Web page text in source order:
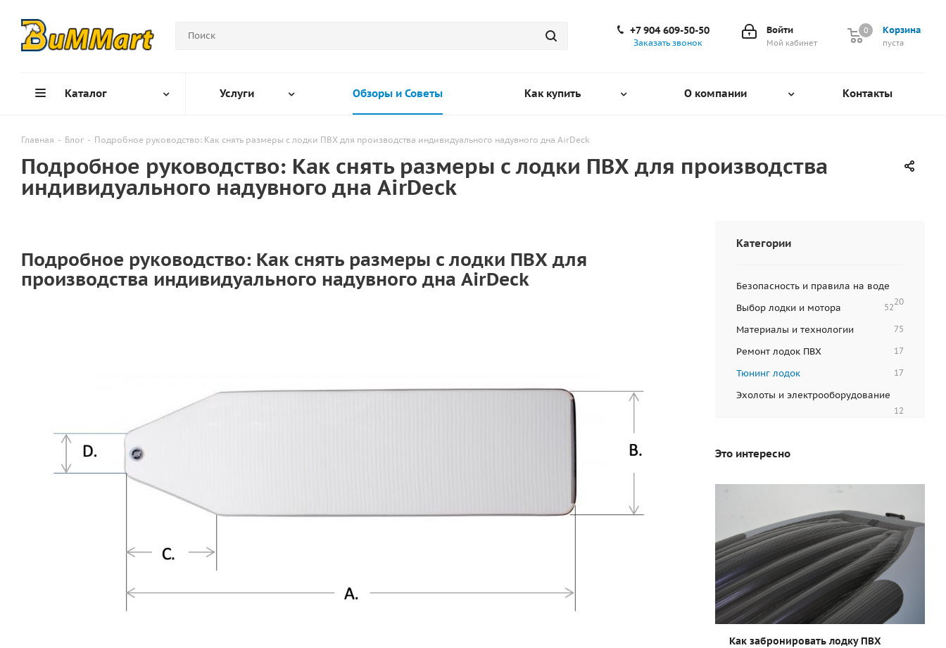
Корзина
0
пуста
0
Войти
Мой кабинет
+7 904 609-50-50
Заказать звонок
Каталог Услуги Обзоры и Советы Как купить О компании Контакты
Главная - Блог - Подробное руководство: Как снять размеры с лодки ПВХ для производства индивидуального надувного дна AirDeck
Подробное руководство: Как снять размеры с лодки ПВХ для производства
индивидуального надувного дна AirDeck
Подробное руководство: Как снять размеры с лодки ПВХ для
производства индивидуального надувного дна AirDeck
Категории
Безопасность и правила на воде
20
Выбор лодки и мотора 52
Материалы и технологии 75
Ремонт лодок ПВХ 17
Тюнинг лодок 17
Эхолоты и электрооборудование
12
Это интересно
Как забронировать лодку ПВХ